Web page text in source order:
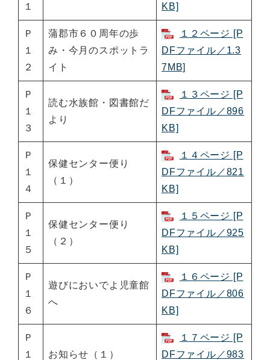
１
KB]
Ｐ
１
２
蒲郡市６０周年の歩
み・今月のスポットラ
イト
１２ページ [P
DFファイル／1.3
7MB]
Ｐ
１
３
読む水族館・図書館だ
より
１３ページ [P
DFファイル／896
KB]
Ｐ
１
４
保健センター便り
（１）
１４ページ [P
DFファイル／821
KB]
Ｐ
１
５
保健センター便り
（２）
１５ページ [P
DFファイル／925
KB]
Ｐ
１
６
遊びにおいでよ児童館
へ
１６ページ [P
DFファイル／806
KB]
Ｐ
１
お知らせ（１）
１７ページ [P
DFファイル／983